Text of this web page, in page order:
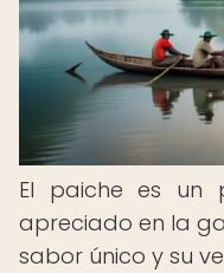
El paiche es un
apreciado en la
sabor único y su